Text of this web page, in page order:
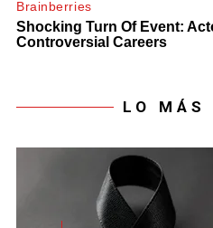
LO MÁS